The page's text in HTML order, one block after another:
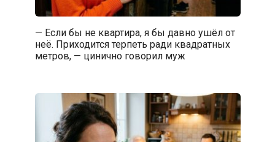
— Если бы не квартира, я бы давно ушёл от
неё. Приходится терпеть ради квадратных
метров, — цинично говорил муж